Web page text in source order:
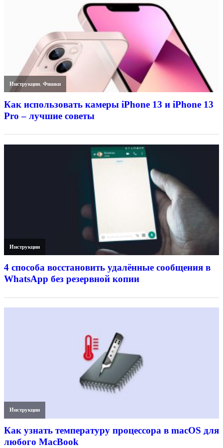
Инструкции,Фишки
Как использовать камеры iPhone 13 и iPhone 13
Pro – лучшие советы
Инструкции
4 способа восстановить удалённые сообщения в
WhatsApp без резервной копии
Инструкции
Как узнать температуру процессора в macOS для
любого MacBook